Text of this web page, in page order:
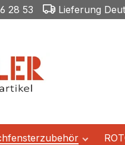
springen
28 53 Lieferung